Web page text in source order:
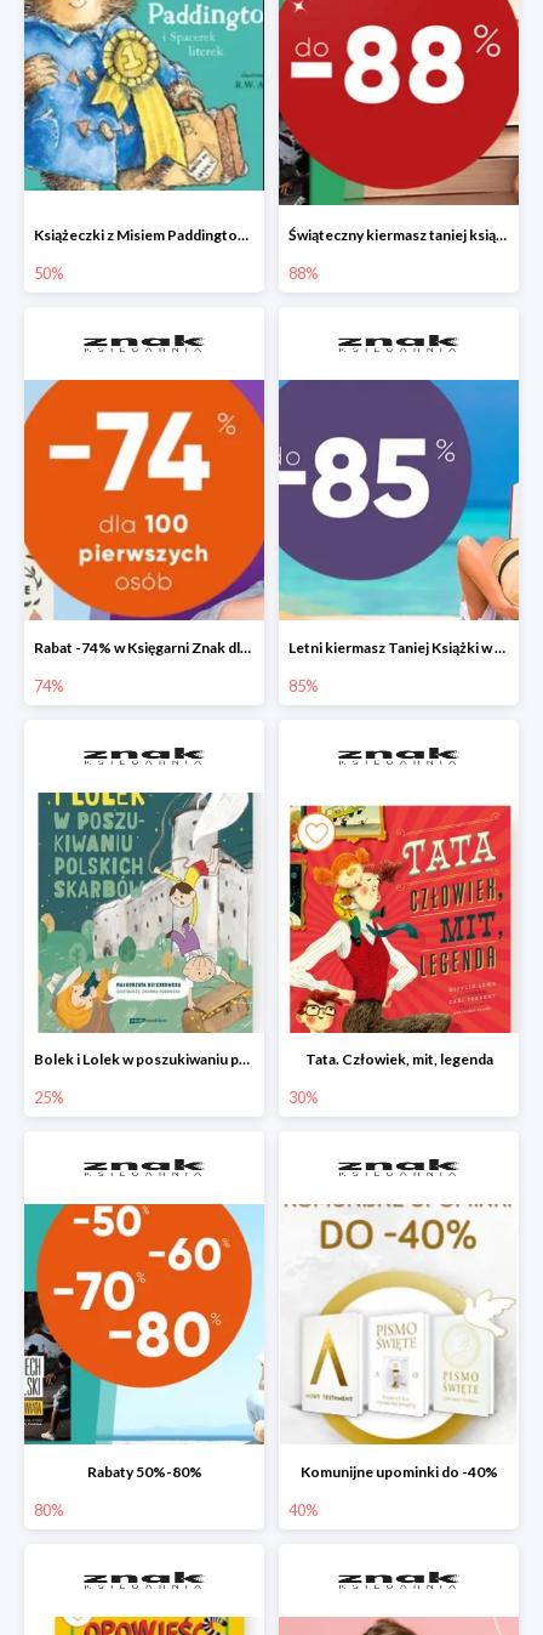
Książeczki z Misiem Paddingtonem do -50%
50%
Świąteczny kiermasz taniej książki
88%
Rabat -74% w Księgarni Znak dla 100 pierwszych osób!
74%
Letni kiermasz Taniej Książki w Ksiegarni Znak do -85%!
85%
Bolek i Lolek w poszukiwaniu polskich skarbów
25%
Tata. Człowiek, mit, legenda
30%
Rabaty 50%-80%
80%
Komunijne upominki do -40%
40%